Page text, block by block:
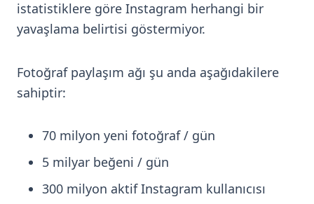
istatistiklere göre Instagram herhangi bir
yavaşlama belirtisi göstermiyor.
Fotoğraf paylaşım ağı şu anda aşağıdakilere
sahiptir:
70 milyon yeni fotoğraf / gün
5 milyar beğeni / gün
300 milyon aktif Instagram kullanıcısı